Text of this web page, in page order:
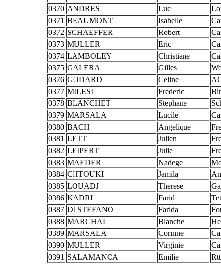
0370 ANDRES Luc
0371 BEAUMONT Isabelle
0372 SCHAEFFER Robert
0373 MULLER Eric
0374 LAMBOLEY Christiane
0375 GALERA Gilles
0376 GODARD Celine
0377 MILESI Frederic
0378 BLANCHET Stephane
0379 MARSALA Lucile
0380 BACH Angelique
0381 LETT Julien
0382 LEIPERT Julie
0383 MAEDER Nadege
0384 CHTOUKI Jamila
0385 LOUADJ Therese
0386 KADRI Farid
0387 DI STEFANO Farida
0388 MARCHAL Blanche
0389 MARSALA Corinne
0390 MULLER Virginie
0391 SALAMANCA Emilie
Rtt